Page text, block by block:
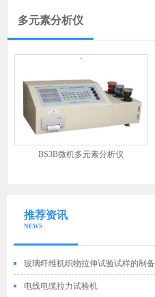
多元素分析仪
BS3B微机多元素分析仪
推荐资讯
NEWS
玻璃纤维机织物拉伸试验试样的制备
电线电缆拉力试验机